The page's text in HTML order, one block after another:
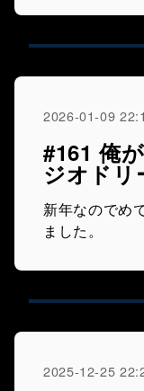
2026-01-09
#161 俺
ジオドリ
新年なのでめ
ました。
2025-12-25